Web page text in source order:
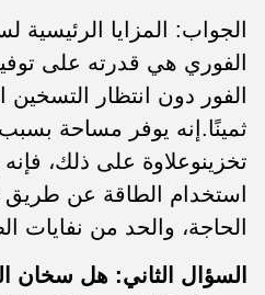
الجواب: المزايا الرئيسية
الفوري هي قدرته على
الفور دون انتظار
ثمينًا.إنه يوفر مساحة
تخزينوعلاوة على ذلك،
استخدام الطاقة عن
الحاجة، والحد من نفايات
السؤال الثاني: هل سخان